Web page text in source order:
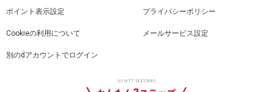
ポイント表示設定 プライバシーポリシー
Cookieの利用について メールサービス設定
別のdアカウントでログイン
(c) NTT DOCOMO